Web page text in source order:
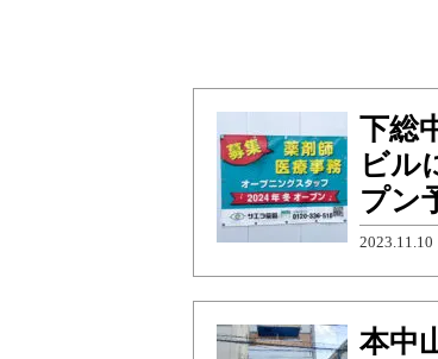
下総
ビル
プン
2023.11.10
本中